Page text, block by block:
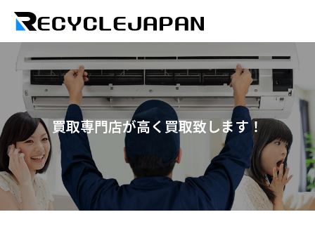
買取専門店が高く買取致します！